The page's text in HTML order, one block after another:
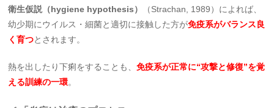
衛生仮説（hygiene hypothesis）
（Strachan, 1989）によれば、
幼少期にウイルス・細菌と適切に接触した方が免疫系がバランス良
く育つとされます。
熱を出したり下痢をすることも、免疫系が正常に“攻撃と修復”を覚
える訓練の一環。